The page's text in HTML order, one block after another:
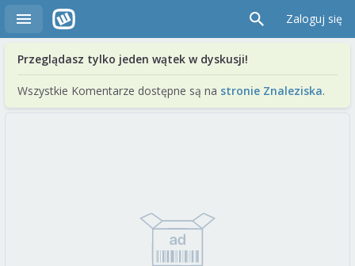
Zaloguj się
Przeglądasz tylko jeden wątek w dyskusji!
Wszystkie Komentarze dostępne są na stronie Znaleziska.